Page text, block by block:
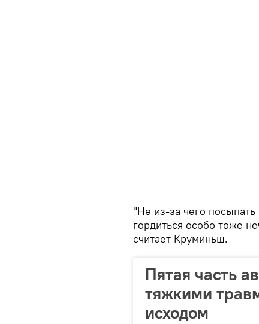
"Не из-за чего
гордиться особо тоже
считает Круминьш.
Пятая часть
тяжкими
исходом